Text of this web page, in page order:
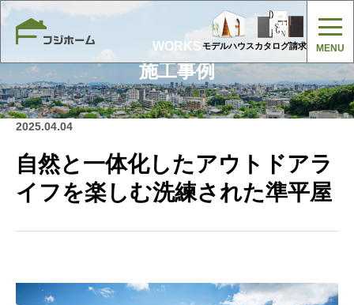
モデルハウスカタログ請求
WORKS
施工事例
2025.04.04
自然と一体化したアウトドアラ
イフを楽しむ洗練された準平屋